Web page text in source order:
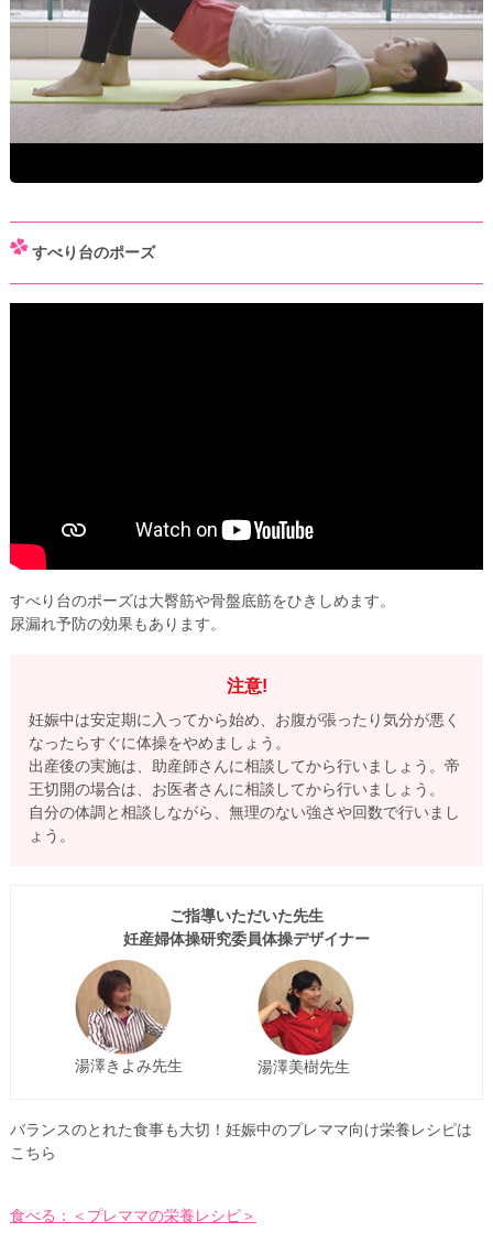
すべり台のポーズ
すべり台のポーズは大臀筋や骨盤底筋をひきしめます。
尿漏れ予防の効果もあります。
注意!
妊娠中は安定期に入ってから始め、お腹が張ったり気分が悪く
なったらすぐに体操をやめましょう。
出産後の実施は、助産師さんに相談してから行いましょう。帝
王切開の場合は、お医者さんに相談してから行いましょう。
自分の体調と相談しながら、無理のない強さや回数で行いまし
ょう。
ご指導いただいた先生
妊産婦体操研究委員体操デザイナー
湯澤きよみ先生 湯澤美樹先生
バランスのとれた食事も大切！妊娠中のプレママ向け栄養レシピは
こちら
食べる：＜プレママの栄養レシピ＞